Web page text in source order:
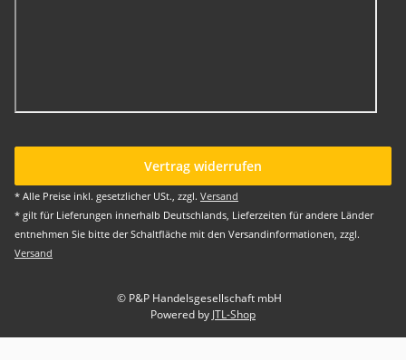
Vertrag widerrufen
* Alle Preise inkl. gesetzlicher USt., zzgl. Versand
* gilt für Lieferungen innerhalb Deutschlands, Lieferzeiten für andere Länder
entnehmen Sie bitte der Schaltfläche mit den Versandinformationen, zzgl.
Versand
© P&P Handelsgesellschaft mbH
Powered by JTL-Shop